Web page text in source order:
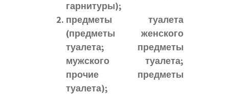
гарнитуры);
предметы туалета
(предметы женского
туалета; предметы
мужского туалета;
прочие предметы
туалета);